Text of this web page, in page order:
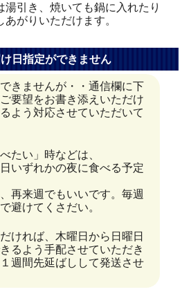
湯引き、焼いても鍋に入れたり
がりいただけます。
日指定ができません
きませんが・・通信欄に下
要望をお書き添えいただけ
よう対応させていただいて
たい」時などは、
いずれかの夜に食べる予定
再来週でもいいです。毎週
避けてくさだい。
ければ、木曜日から日曜日
るよう手配させていただき
週間先延ばしして発送させ